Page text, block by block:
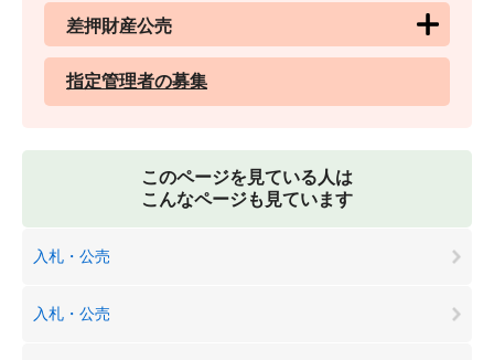
差押財産公売
指定管理者の募集
このページを見ている人は
こんなページも見ています
入札・公売
入札・公売